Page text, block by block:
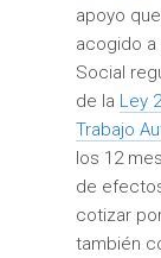
apoyo
acogido a
Social
de la Ley
Trabajo
los 12
de
cotizar
también